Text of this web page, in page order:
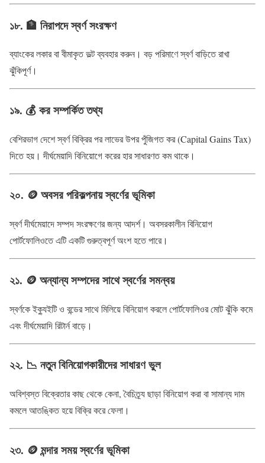
১৮. 🏦 নিরাপদে স্বর্ণ সংরক্ষণ
ব্যাংকের লকার বা বীমাকৃত ভল্ট ব্যবহার করুন। বড় পরিমাণে স্বর্ণ বাড়িতে রাখা
ঝুঁকিপূর্ণ।
১৯. 💰 কর সম্পর্কিত তথ্য
বেশিরভাগ দেশে স্বর্ণ বিক্রির পর লাভের উপর পুঁজিগত কর (Capital Gains Tax)
দিতে হয়। দীর্ঘমেয়াদি বিনিয়োগে করের হার সাধারণত কম থাকে।
২০. 🪙 অবসর পরিকল্পনায় স্বর্ণের ভূমিকা
স্বর্ণ দীর্ঘমেয়াদে সম্পদ সংরক্ষণের জন্য আদর্শ। অবসরকালীন বিনিয়োগ
পোর্টফোলিওতে এটি একটি গুরুত্বপূর্ণ অংশ হতে পারে।
২১. 🪙 অন্যান্য সম্পদের সাথে স্বর্ণের সমন্বয়
স্বর্ণকে ইক্যুইটি ও বন্ডের সাথে মিলিয়ে বিনিয়োগ করলে পোর্টফোলিওর মোট ঝুঁকি কমে
এবং দীর্ঘমেয়াদি রিটার্ন বাড়ে।
২২. 📉 নতুন বিনিয়োগকারীদের সাধারণ ভুল
অবিশ্বস্ত বিক্রেতার কাছ থেকে কেনা, বৈচিত্র্য ছাড়া বিনিয়োগ করা বা সামান্য দাম
কমলে আতঙ্কিত হয়ে বিক্রি করে ফেলা।
২৩. 🪙 মন্দার সময় স্বর্ণের ভূমিকা